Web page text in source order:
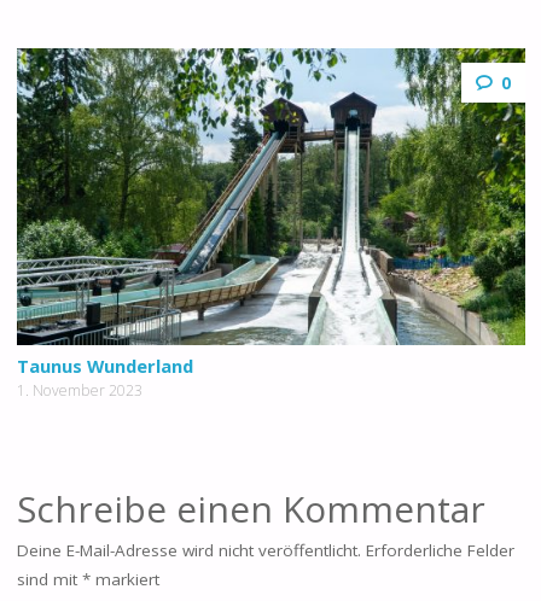
0
Taunus Wunderland
1. November 2023
Schreibe einen Kommentar
Deine E-Mail-Adresse wird nicht veröffentlicht. Erforderliche Felder
sind mit *markiert